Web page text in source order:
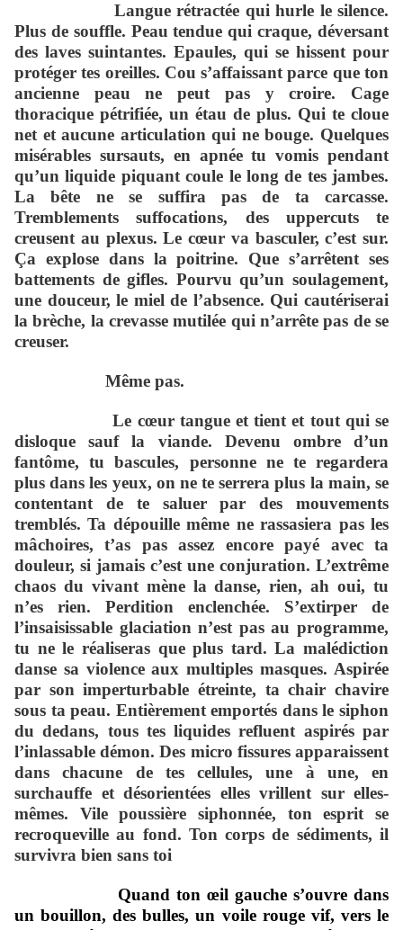
Langue rétractée qui hurle le silence.
Plus de souffle. Peau tendue qui craque, déversant
des laves suintantes. Epaules, qui se hissent pour
protéger tes oreilles. Cou s’affaissant parce que ton
ancienne peau ne peut pas y croire. Cage
thoracique pétrifiée, un étau de plus. Qui te cloue
net et aucune articulation qui ne bouge. Quelques
misérables sursauts, en apnée tu vomis pendant
qu’un liquide piquant coule le long de tes jambes.
La bête ne se suffira pas de ta carcasse.
Tremblements suffocations, des uppercuts te
creusent au plexus. Le cœur va basculer, c’est sur.
Ça explose dans la poitrine. Que s’arrêtent ses
battements de gifles. Pourvu qu’un soulagement,
une douceur, le miel de l’absence. Qui cautériserai
la brèche, la crevasse mutilée qui n’arrête pas de se
creuser.
Même pas.
Le cœur tangue et tient et tout qui se
disloque sauf la viande. Devenu ombre d’un
fantôme, tu bascules, personne ne te regardera
plus dans les yeux, on ne te serrera plus la main, se
contentant de te saluer par des mouvements
tremblés. Ta dépouille même ne rassasiera pas les
mâchoires, t’as pas assez encore payé avec ta
douleur, si jamais c’est une conjuration. L’extrême
chaos du vivant mène la danse, rien, ah oui, tu
n’es rien. Perdition enclenchée. S’extirper de
l’insaisissable glaciation n’est pas au programme,
tu ne le réaliseras que plus tard. La malédiction
danse sa violence aux multiples masques. Aspirée
par son imperturbable étreinte, ta chair chavire
sous ta peau. Entièrement emportés dans le siphon
du dedans, tous tes liquides refluent aspirés par
l’inlassable démon. Des micro fissures apparaissent
dans chacune de tes cellules, une à une, en
surchauffe et désorientées elles vrillent sur elles-
mêmes. Vile poussière siphonnée, ton esprit se
recroqueville au fond. Ton corps de sédiments, il
survivra bien sans toi
Quand ton œil gauche s’ouvre dans
un bouillon, des bulles, un voile rouge vif, vers le